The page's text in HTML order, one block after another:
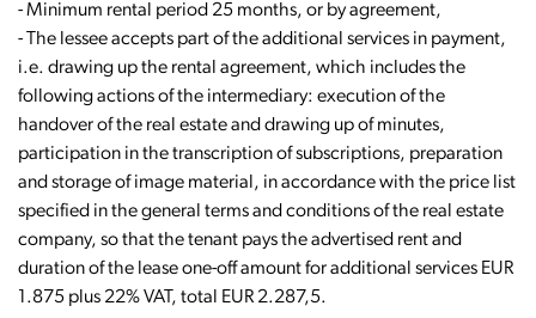
- Minimum rental period 25 months, or by agreement,
- The lessee accepts part of the additional services in payment,
i.e. drawing up the rental agreement, which includes the
following actions of the intermediary: execution of the
handover of the real estate and drawing up of minutes,
participation in the transcription of subscriptions, preparation
and storage of image material, in accordance with the price list
specified in the general terms and conditions of the real estate
company, so that the tenant pays the advertised rent and
duration of the lease one-off amount for additional services EUR
1.875 plus 22% VAT, total EUR 2.287,5.